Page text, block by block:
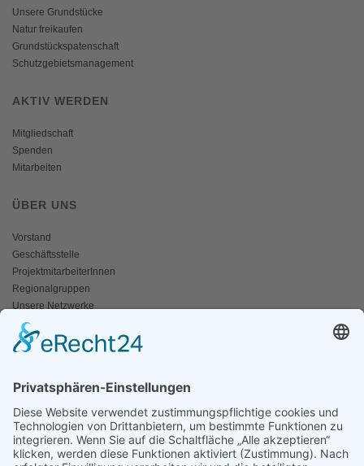
Unsere Grundstücke
Natur freikaufen
Grundstückspatenschaft
Schutzgebietsmanagement
AKTIV WERDEN
Mitgliedschaft
Spenden
Mitarbeiten
ÜBER UNS
Vorstand
Geschäftsstelle
ProjektmitarbeiterInnen
Regionalgruppen
Unsere Netzwerke
Historisches
Impressum/Kontakt
Naturschutz bunt
Broschüren und Folder
Presseaussendungen
Newsletter